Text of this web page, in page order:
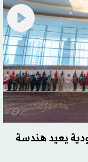
يعيد هندسة